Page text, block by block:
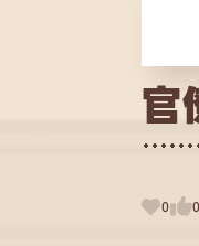
官
0